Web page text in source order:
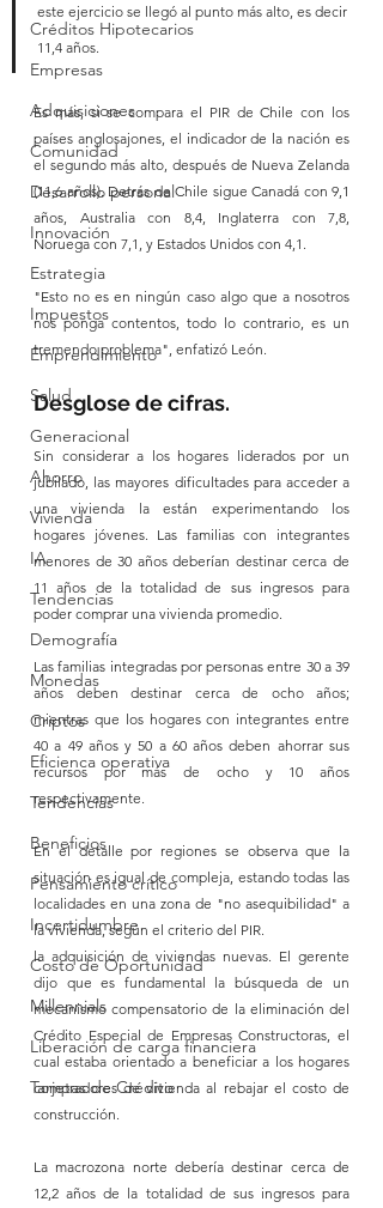
Créditos Hipotecarios
Empresas
Adquisiciones
Comunidad
Desarrollo personal
Innovación
Estrategia
Impuestos
Emprendimiento
Salud
Generacional
Ahorro
Vivienda
IA
Tendencias
Demografía
Monedas
Criptos
Eficienca operativa
Tendencias
Beneficios
Pensamiento crítico
Incertidumbre
Costo de Oportunidad
Millennials
Liberación de carga financiera
Tarjetas de Crédito
este ejercicio se llegó al punto más alto, es decir
11,4 años.
Es más, si se compara el PIR de Chile con los
países anglosajones, el indicador de la nación es
el segundo más alto, después de Nueva Zelanda
(11,6 años). Detrás de Chile sigue Canadá con 9,1
años, Australia con 8,4, Inglaterra con 7,8,
Noruega con 7,1, y Estados Unidos con 4,1.
"Esto no es en ningún caso algo que a nosotros
nos ponga contentos, todo lo contrario, es un
tremendo problema", enfatizó León.
Desglose de cifras.
Sin considerar a los hogares liderados por un
jubilado, las mayores dificultades para acceder a
una vivienda la están experimentando los
hogares jóvenes. Las familias con integrantes
menores de 30 años deberían destinar cerca de
11 años de la totalidad de sus ingresos para
poder comprar una vivienda promedio.
Las familias integradas por personas entre 30 a 39
años deben destinar cerca de ocho años;
mientras que los hogares con integrantes entre
40 a 49 años y 50 a 60 años deben ahorrar sus
recursos por más de ocho y 10 años
respectivamente.
En el detalle por regiones se observa que la
situación es igual de compleja, estando todas las
localidades en una zona de "no asequibilidad" a
la vivienda, según el criterio del PIR.
la adquisición de viviendas nuevas. El gerente
dijo que es fundamental la búsqueda de un
mecanismo compensatorio de la eliminación del
Crédito Especial de Empresas Constructoras, el
cual estaba orientado a beneficiar a los hogares
compradores de vivienda al rebajar el costo de
construcción.
La macrozona norte debería destinar cerca de
12,2 años de la totalidad de sus ingresos para